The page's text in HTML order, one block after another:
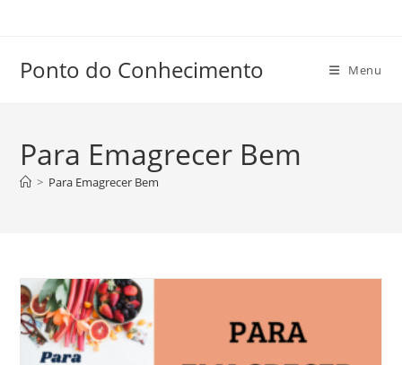
conteúdo
Ponto do Conhecimento Menu
Para Emagrecer Bem
> Para Emagrecer Bem